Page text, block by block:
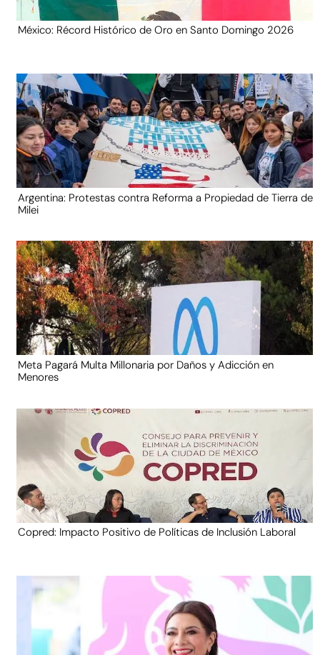
México: Récord Histórico de Oro en Santo Domingo 2026
Argentina: Protestas contra Reforma a Propiedad de Tierra de
Milei
Meta Pagará Multa Millonaria por Daños y Adicción en
Menores
Copred: Impacto Positivo de Políticas de Inclusión Laboral